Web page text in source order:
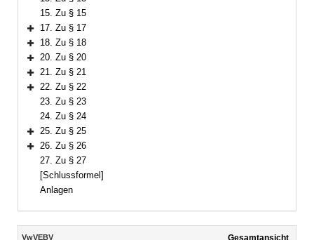
15. Zu § 15
Bereich erweitern
17. Zu § 17
Bereich erweitern
18. Zu § 18
Bereich erweitern
20. Zu § 20
Bereich erweitern
21. Zu § 21
Bereich erweitern
22. Zu § 22
23. Zu § 23
24. Zu § 24
Bereich erweitern
25. Zu § 25
Bereich erweitern
26. Zu § 26
27. Zu § 27
[Schlussformel]
Anlagen
Inhalt
VwVEBV
Gesamtansicht